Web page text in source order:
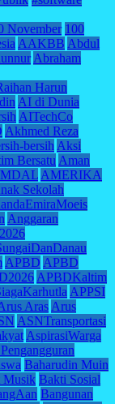
November 100
AAKBB Abdul
Abraham
Harun
AI di Dunia
AITechCo
Akhmed Reza
bersih Aksi
Bersatu Aman
AMERIKA
Sekolah
Anggaran
APBD APBD
APBDKaltim
APPSI
Aras Arus
ASNTransportasi
AspirasiWarga
Baharudin Muin
Musik Bakti Sosial
Bangunan